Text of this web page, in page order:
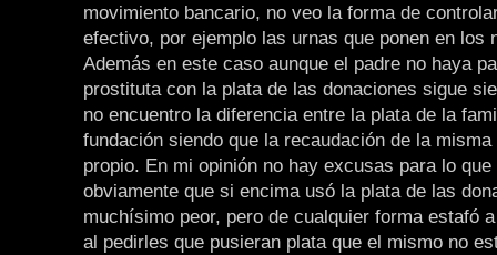
movimiento bancario, no veo la forma de
efectivo, por ejemplo las urnas que ponen en los
Además en este caso aunque el padre no haya
prostituta con la plata de las donaciones sigue
no encuentro la diferencia entre la plata de la
fundación siendo que la recaudación de la
propio. En mi opinión no hay excusas para lo
obviamente que si encima usó la plata de las
muchísimo peor, pero de cualquier forma estafó
al pedirles que pusieran plata que el mismo no